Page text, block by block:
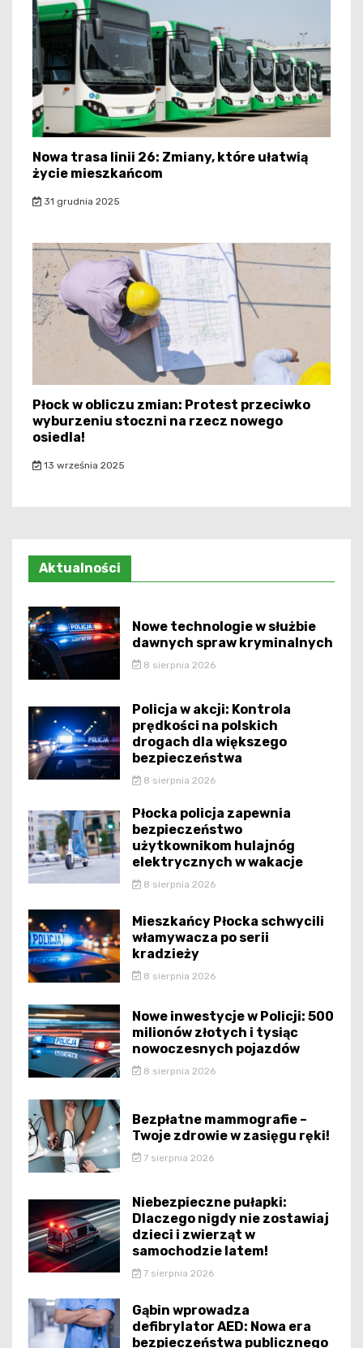
Nowa trasa linii 26: Zmiany, które ułatwią
życie mieszkańcom
31 grudnia 2025
Płock w obliczu zmian: Protest przeciwko
wyburzeniu stoczni na rzecz nowego
osiedla!
13 września 2025
Aktualności
Nowe technologie w służbie
dawnych spraw kryminalnych
8 sierpnia 2026
Policja w akcji: Kontrola
prędkości na polskich
drogach dla większego
bezpieczeństwa
8 sierpnia 2026
Płocka policja zapewnia
bezpieczeństwo
użytkownikom hulajnóg
elektrycznych w wakacje
8 sierpnia 2026
Mieszkańcy Płocka schwycili
włamywacza po serii
kradzieży
8 sierpnia 2026
Nowe inwestycje w Policji: 500
milionów złotych i tysiąc
nowoczesnych pojazdów
8 sierpnia 2026
Bezpłatne mammografie –
Twoje zdrowie w zasięgu ręki!
7 sierpnia 2026
Niebezpieczne pułapki:
Dlaczego nigdy nie zostawiaj
dzieci i zwierząt w
samochodzie latem!
7 sierpnia 2026
Gąbin wprowadza
defibrylator AED: Nowa era
bezpieczeństwa publicznego